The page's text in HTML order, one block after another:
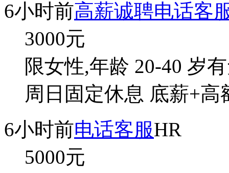
6小时前高薪诚聘电话客
3000元
限女性,年龄 20-40 岁
周日固定休息 底薪+
6小时前电话客服HR
5000元